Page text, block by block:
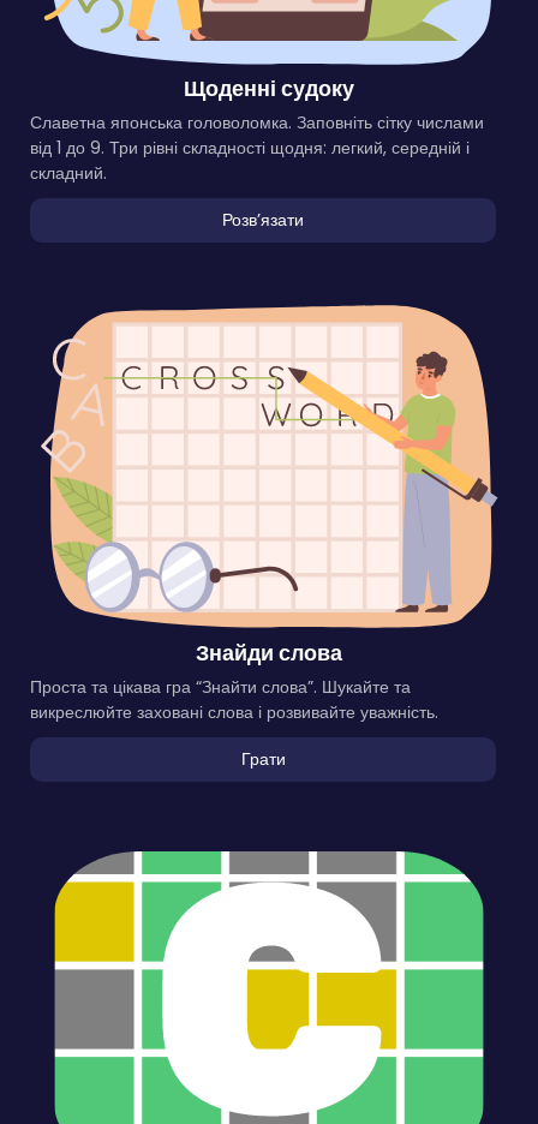
Щоденні судоку
Славетна японська головоломка. Заповніть сітку числами
від 1 до 9. Три рівні складності щодня: легкий, середній і
складний.
Розвʼязати
Знайди слова
Проста та цікава гра “Знайти слова”. Шукайте та
викреслюйте заховані слова і розвивайте уважність.
Грати